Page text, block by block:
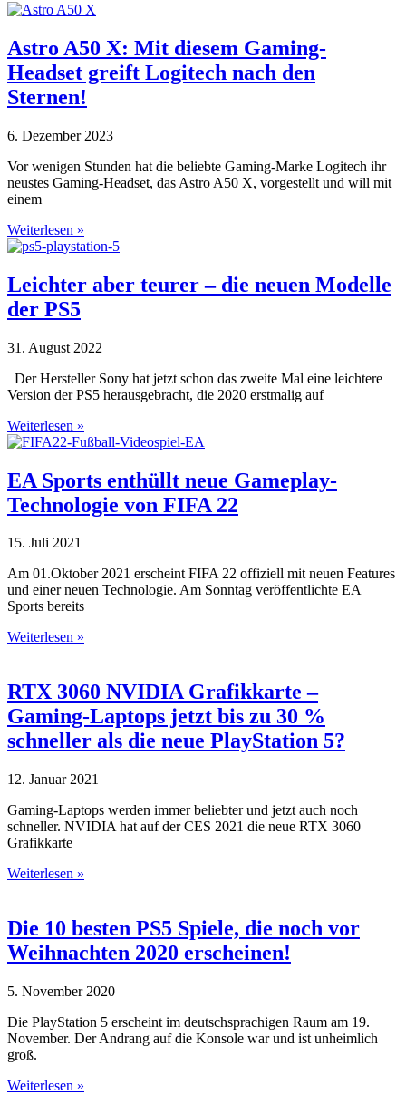
Astro A50 X: Mit diesem Gaming-
Headset greift Logitech nach den
Sternen!
6. Dezember 2023
Vor wenigen Stunden hat die beliebte Gaming-Marke Logitech ihr
neustes Gaming-Headset, das Astro A50 X, vorgestellt und will mit
einem
Weiterlesen »
Leichter aber teurer – die neuen Modelle
der PS5
31. August 2022
Der Hersteller Sony hat jetzt schon das zweite Mal eine leichtere
Version der PS5 herausgebracht, die 2020 erstmalig auf
Weiterlesen »
EA Sports enthüllt neue Gameplay-
Technologie von FIFA 22
15. Juli 2021
Am 01.Oktober 2021 erscheint FIFA 22 offiziell mit neuen Features
und einer neuen Technologie. Am Sonntag veröffentlichte EA
Sports bereits
Weiterlesen »
RTX 3060 NVIDIA Grafikkarte –
Gaming-Laptops jetzt bis zu 30 %
schneller als die neue PlayStation 5?
12. Januar 2021
Gaming-Laptops werden immer beliebter und jetzt auch noch
schneller. NVIDIA hat auf der CES 2021 die neue RTX 3060
Grafikkarte
Weiterlesen »
Die 10 besten PS5 Spiele, die noch vor
Weihnachten 2020 erscheinen!
5. November 2020
Die PlayStation 5 erscheint im deutschsprachigen Raum am 19.
November. Der Andrang auf die Konsole war und ist unheimlich
groß.
Weiterlesen »